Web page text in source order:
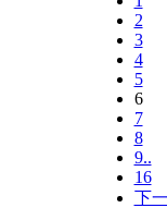
2
3
4
5
6
7
8
9..
16
下